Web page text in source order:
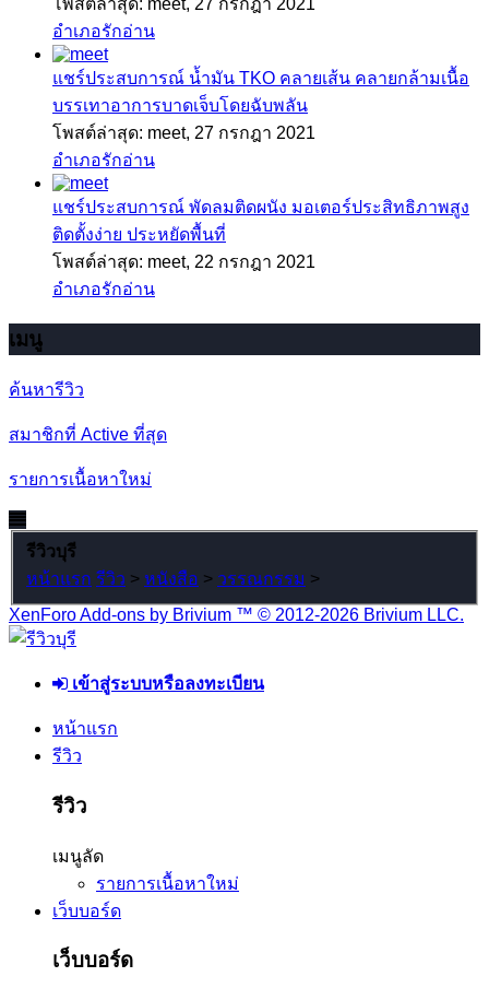
โพสต์ล่าสุด: meet, 27 กรกฎา 2021
อำเภอรักอ่าน
แชร์ประสบการณ์ น้ำมัน TKO คลายเส้น คลายกล้ามเนื้อ
บรรเทาอาการบาดเจ็บโดยฉับพลัน
โพสต์ล่าสุด: meet, 27 กรกฎา 2021
อำเภอรักอ่าน
แชร์ประสบการณ์ พัดลมติดผนัง มอเตอร์ประสิทธิภาพสูง
ติดตั้งง่าย ประหยัดพื้นที่
โพสต์ล่าสุด: meet, 22 กรกฎา 2021
อำเภอรักอ่าน
เมนู
ค้นหารีวิว
สมาชิกที่ Active ที่สุด
รายการเนื้อหาใหม่
รีวิวบุรี
หน้าแรก รีวิว > หนังสือ > วรรณกรรม >
XenForo Add-ons by Brivium ™ © 2012-2026 Brivium LLC.
เข้าสู่ระบบหรือลงทะเบียน
หน้าแรก
รีวิว
รีวิว
เมนูลัด
รายการเนื้อหาใหม่
เว็บบอร์ด
เว็บบอร์ด